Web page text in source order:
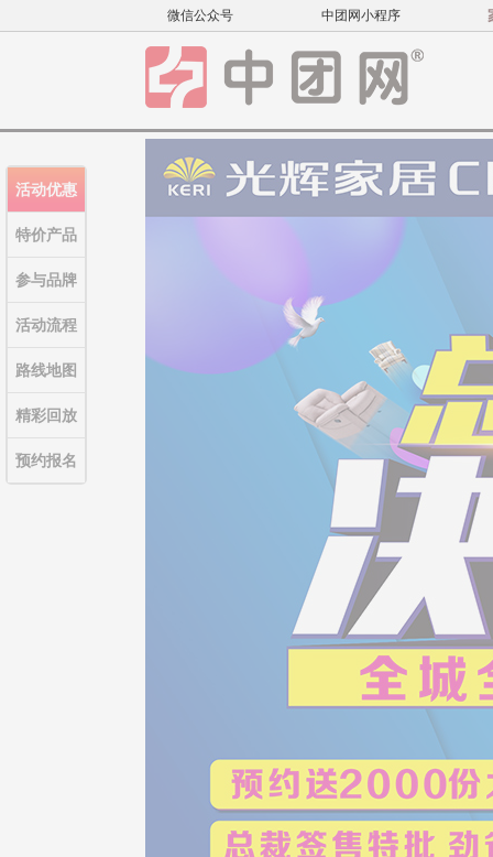
微信公众号 中团网小程序
活动优惠
特价产品
参与品牌
活动流程
路线地图
精彩回放
预约报名